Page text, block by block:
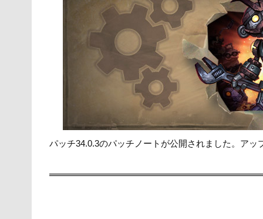
er
e
b
o
o
k
n
a
y
Li
n
k
パッチ34.0.3のパッチノートが公開されました。ア